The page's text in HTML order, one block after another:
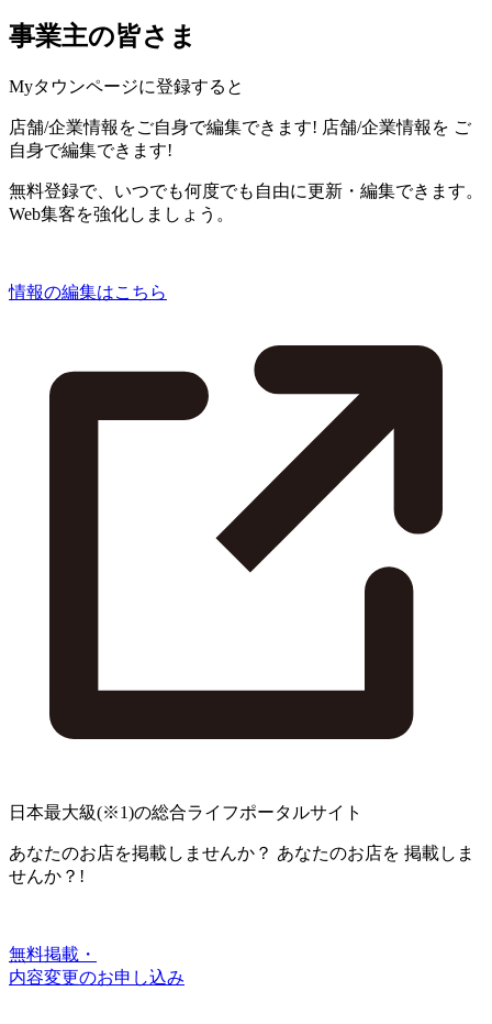
事業主の皆さま
Myタウンページに登録すると
店舗/企業情報をご自身で編集できます! 店舗/企業情報を ご
自身で編集できます!
無料登録で、いつでも何度でも自由に更新・編集できます。
Web集客を強化しましょう。
情報の編集はこちら
日本最大級(※1)の総合ライフポータルサイト
あなたのお店を掲載しませんか？ あなたのお店を 掲載しま
せんか？!
無料掲載・
内容変更のお申し込み